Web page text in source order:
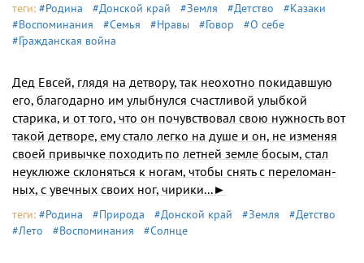
теги: #Родина #Донской край #Земля #Детство
#Казаки
#Воспоминания
#Семья #Нравы #Говор
#О себе
#Гражданская война
Дед Евсей, глядя на детвору, так неохотно покидавшую
его, благодарно им улыбнулся счастливой улыбкой
старика, и от того, что он почувствовал свою нужность вот
такой детворе, ему стало легко на душе и он, не изменяя
своей привычке походить по летней земле бо­сым, стал
неуклюже склоняться к ногам, чтобы снять с переломан­
ных, с увечных своих ног, чирики...►
теги: #Родина #Природа #Донской край #Земля
#Детство
#Лето
#Воспоминания #Солнце